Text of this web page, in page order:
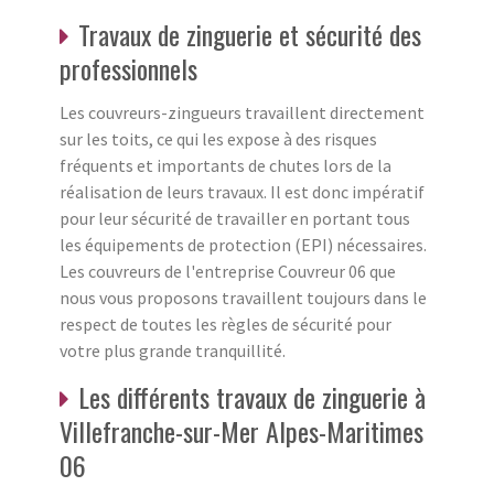
Travaux de zinguerie et sécurité des
professionnels
Les couvreurs-zingueurs travaillent directement
sur les toits, ce qui les expose à des risques
fréquents et importants de chutes lors de la
réalisation de leurs travaux. Il est donc impératif
pour leur sécurité de travailler en portant tous
les équipements de protection (EPI) nécessaires.
Les couvreurs de l'entreprise Couvreur 06 que
nous vous proposons travaillent toujours dans le
respect de toutes les règles de sécurité pour
votre plus grande tranquillité.
Les différents travaux de zinguerie à
Villefranche-sur-Mer Alpes-Maritimes
06